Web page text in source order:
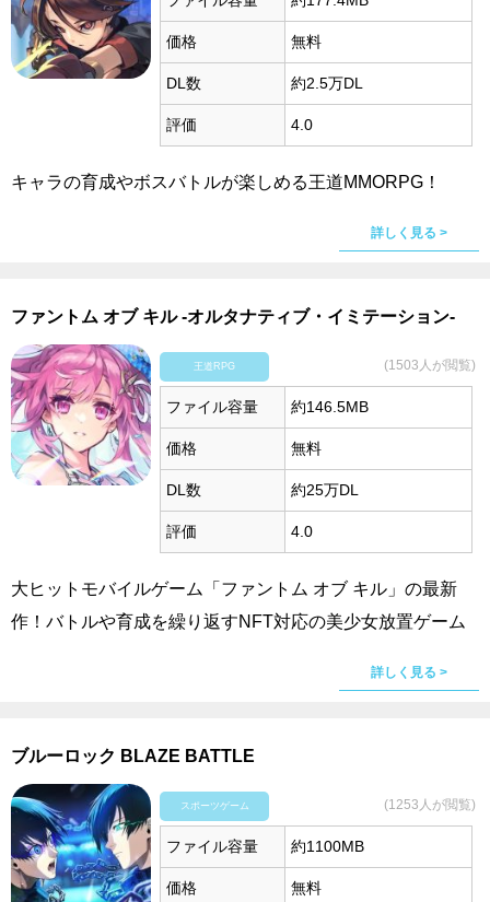
価格 無料
DL数 約2.5万DL
評価 4.0
キャラの育成やボスバトルが楽しめる王道MMORPG！
詳しく見る >
ファントム オブ キル -オルタナティブ・イミテーション-
王道RPG (1503人が閲覧)
ファイル容量 約146.5MB
価格 無料
DL数 約25万DL
評価 4.0
大ヒットモバイルゲーム「ファントム オブ キル」の最新
作！バトルや育成を繰り返すNFT対応の美少女放置ゲーム
詳しく見る >
ブルーロック BLAZE BATTLE
スポーツゲーム (1253人が閲覧)
ファイル容量 約1100MB
価格 無料